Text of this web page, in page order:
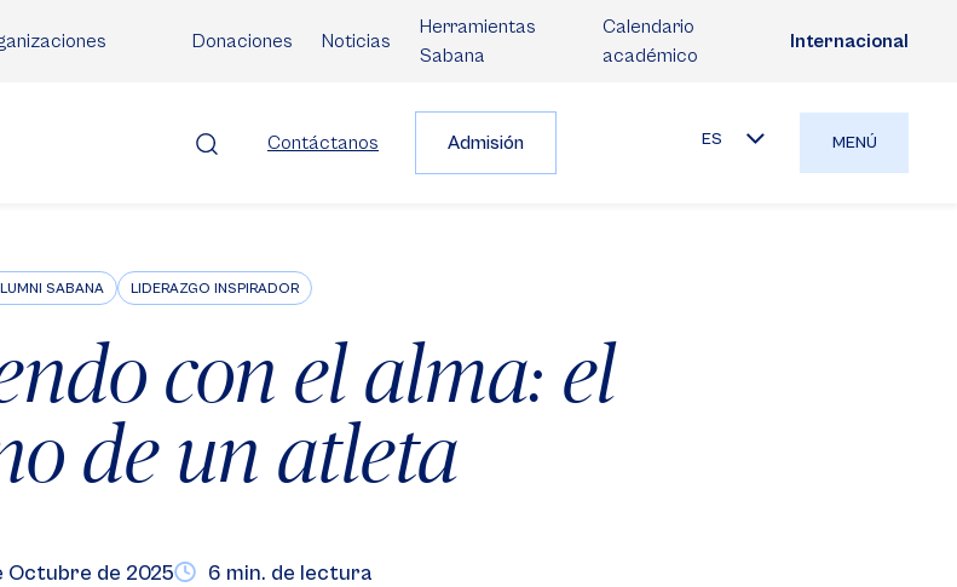
Donaciones Noticias
Herramientas
Sabana
Calendario
académico
Internacional
Contáctanos Admisión ES MENÚ
SABANA LIDERAZGO INSPIRADOR
con el alma: el
de un atleta
Octubre de 2025 6 min. de lectura